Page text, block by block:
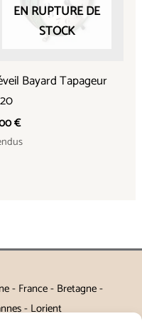
EN RUPTURE DE
STOCK
Bayard Tapageur
€
- France - Bretagne -
- Lorient